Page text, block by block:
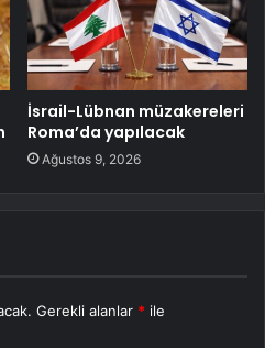
İsrail-Lübnan müzakereleri
Roma’da yapılacak
Ağustos 9, 2026
Gerekli alanlar * ile